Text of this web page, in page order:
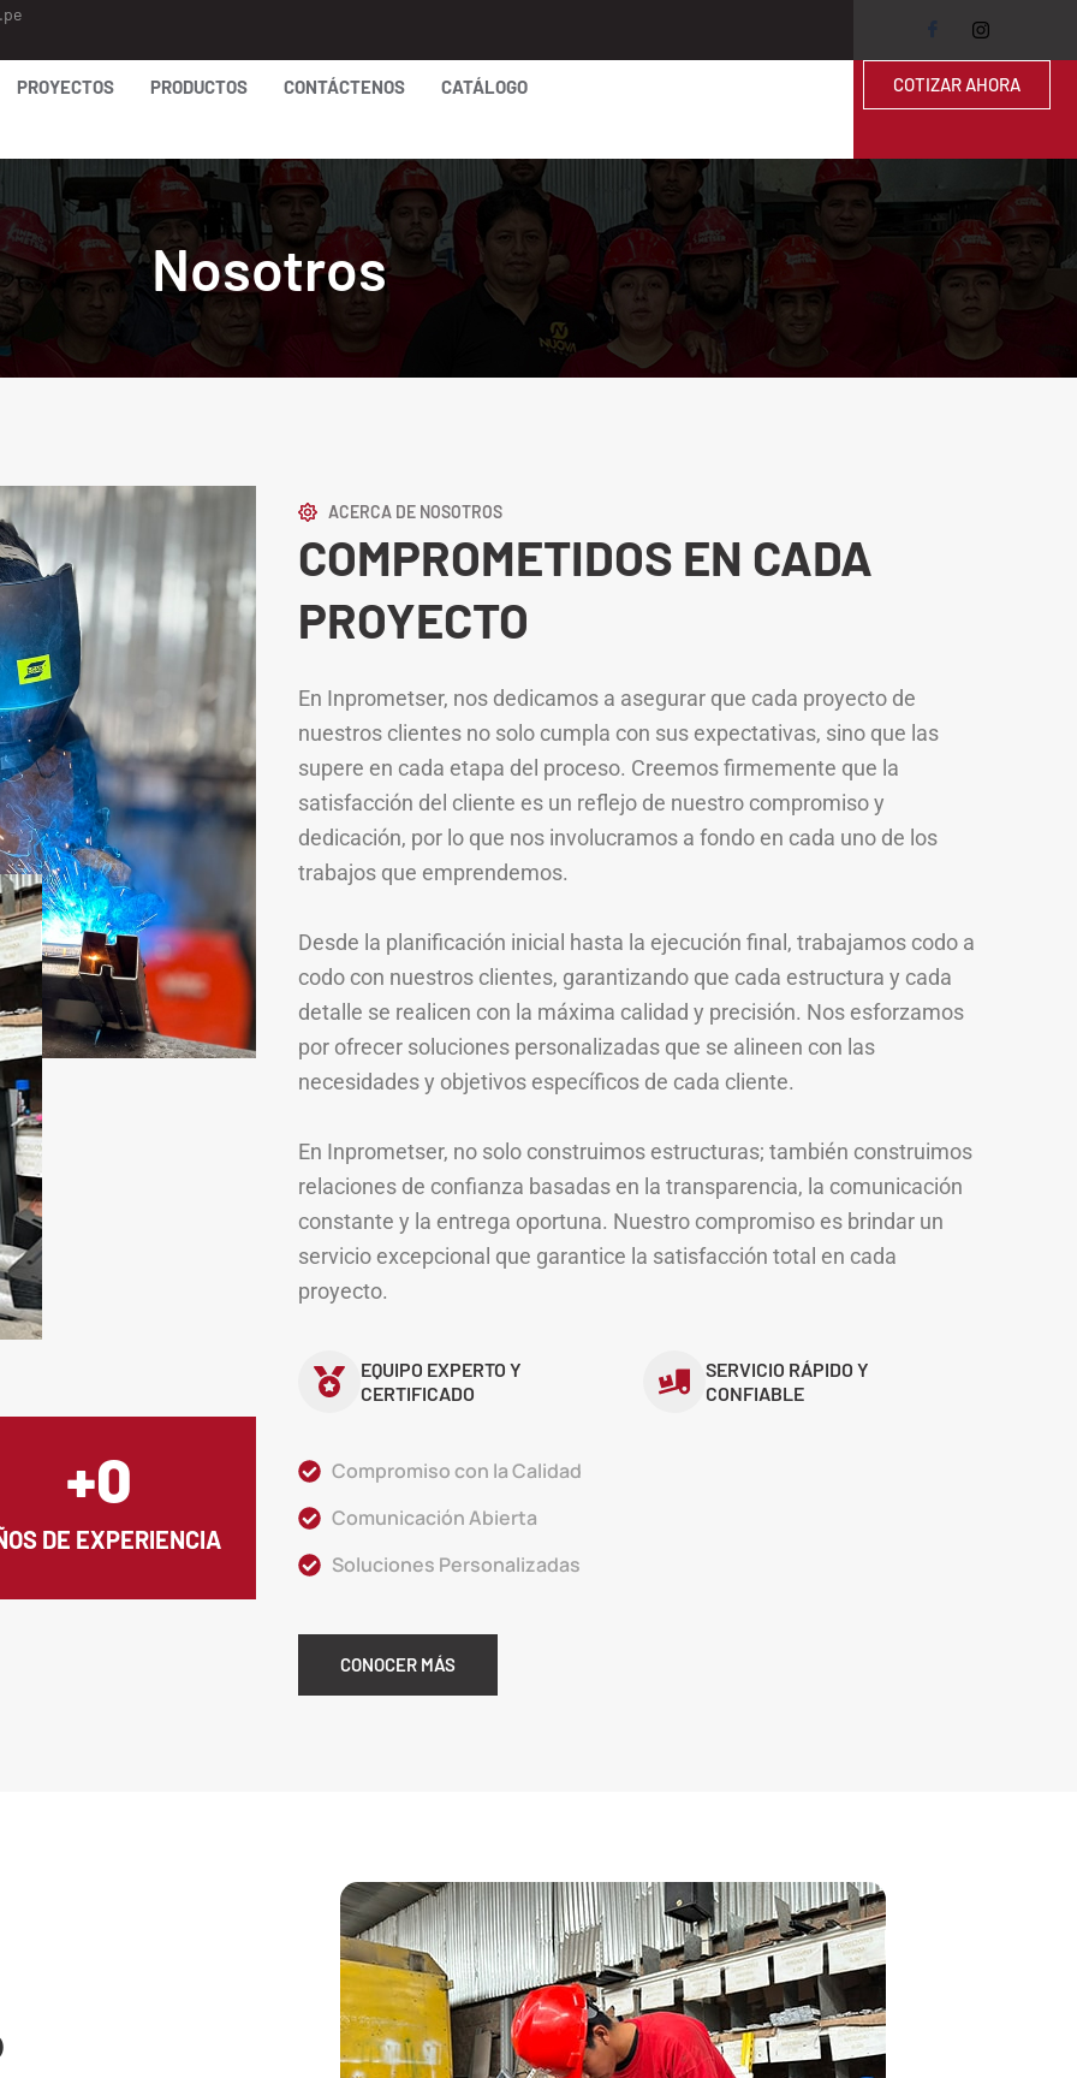
PROYECTOS PRODUCTOS CONTÁCTENOS CATÁLOGO COTIZAR AHORA
Nosotros
DE EXPERIENCIA
+0
ACERCA DE NOSOTROS
COMPROMETIDOS EN CADA
PROYECTO
En Inprometser, nos dedicamos a asegurar que cada proyecto de
nuestros clientes no solo cumpla con sus expectativas, sino que las
supere en cada etapa del proceso. Creemos firmemente que la
satisfacción del cliente es un reflejo de nuestro compromiso y
dedicación, por lo que nos involucramos a fondo en cada uno de los
trabajos que emprendemos.
Desde la planificación inicial hasta la ejecución final, trabajamos codo a
codo con nuestros clientes, garantizando que cada estructura y cada
detalle se realicen con la máxima calidad y precisión. Nos esforzamos
por ofrecer soluciones personalizadas que se alineen con las
necesidades y objetivos específicos de cada cliente.
En Inprometser, no solo construimos estructuras; también construimos
relaciones de confianza basadas en la transparencia, la comunicación
constante y la entrega oportuna. Nuestro compromiso es brindar un
servicio excepcional que garantice la satisfacción total en cada
proyecto.
EQUIPO EXPERTO Y
CERTIFICADO
SERVICIO RÁPIDO Y
CONFIABLE
Compromiso con la Calidad
Comunicación Abierta
Soluciones Personalizadas
CONOCER MÁS